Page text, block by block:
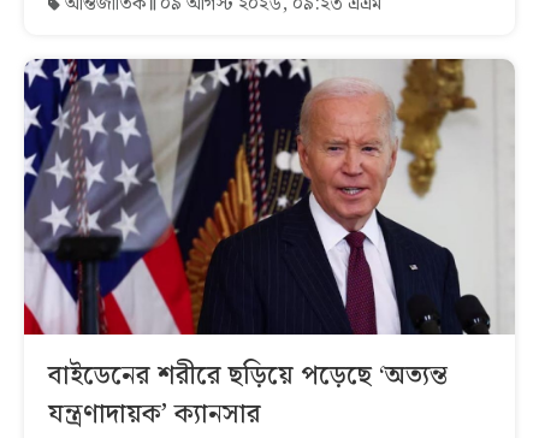
বাইডেনের শরীরে ছড়িয়ে পড়েছে ‘অত্যন্ত
যন্ত্রণাদায়ক’ ক্যানসার